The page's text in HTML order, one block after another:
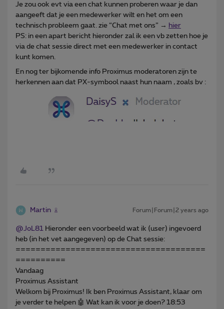
Je zou ook evt via een chat kunnen proberen waar je dan
aangeeft dat je een medewerker wilt en het om een
technisch probleem gaat. zie “Chat met ons” → hier
PS: in een apart bericht hieronder zal ik een vb zetten hoe je
via de chat sessie direct met een medewerker in contact
kunt komen.
En nog ter bijkomende info Proximus moderatoren zijn te
herkennen aan dat PX-symbool naast hun naam , zoals bv :
Martin Forum|Forum|2 years ago
@JoL81
Hieronder een voorbeeld wat ik (user) ingevoerd
heb (in het vet aangegeven) op de Chat sessie:
======================================
==========
Vandaag
Proximus Assistant
Welkom bij Proximus! Ik ben Proximus Assistant, klaar om
je verder te helpen 🤖 Wat kan ik voor je doen? 18:53